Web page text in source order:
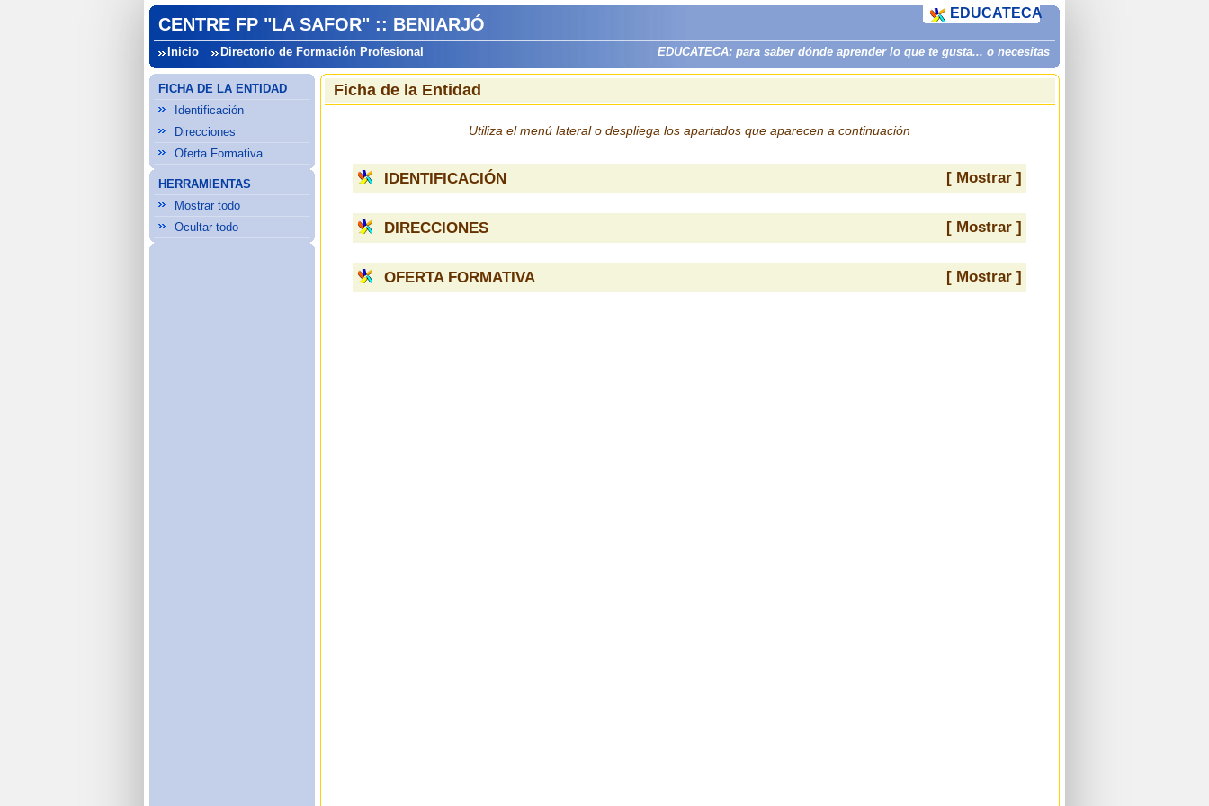
CENTRE FP "LA SAFOR" :: BENIARJÓ
Inicio Directorio de Formación Profesional EDUCATECA: para saber dónde aprender lo que te gusta... o necesitas
EDUCATECA
FICHA DE LA ENTIDAD
Identificación
Direcciones
Oferta Formativa
HERRAMIENTAS
Mostrar todo
Ocultar todo
Ficha de la Entidad
Utiliza el menú lateral o despliega los apartados que aparecen a continuación
IDENTIFICACIÓN [ Mostrar ]
DIRECCIONES [ Mostrar ]
OFERTA FORMATIVA [ Mostrar ]